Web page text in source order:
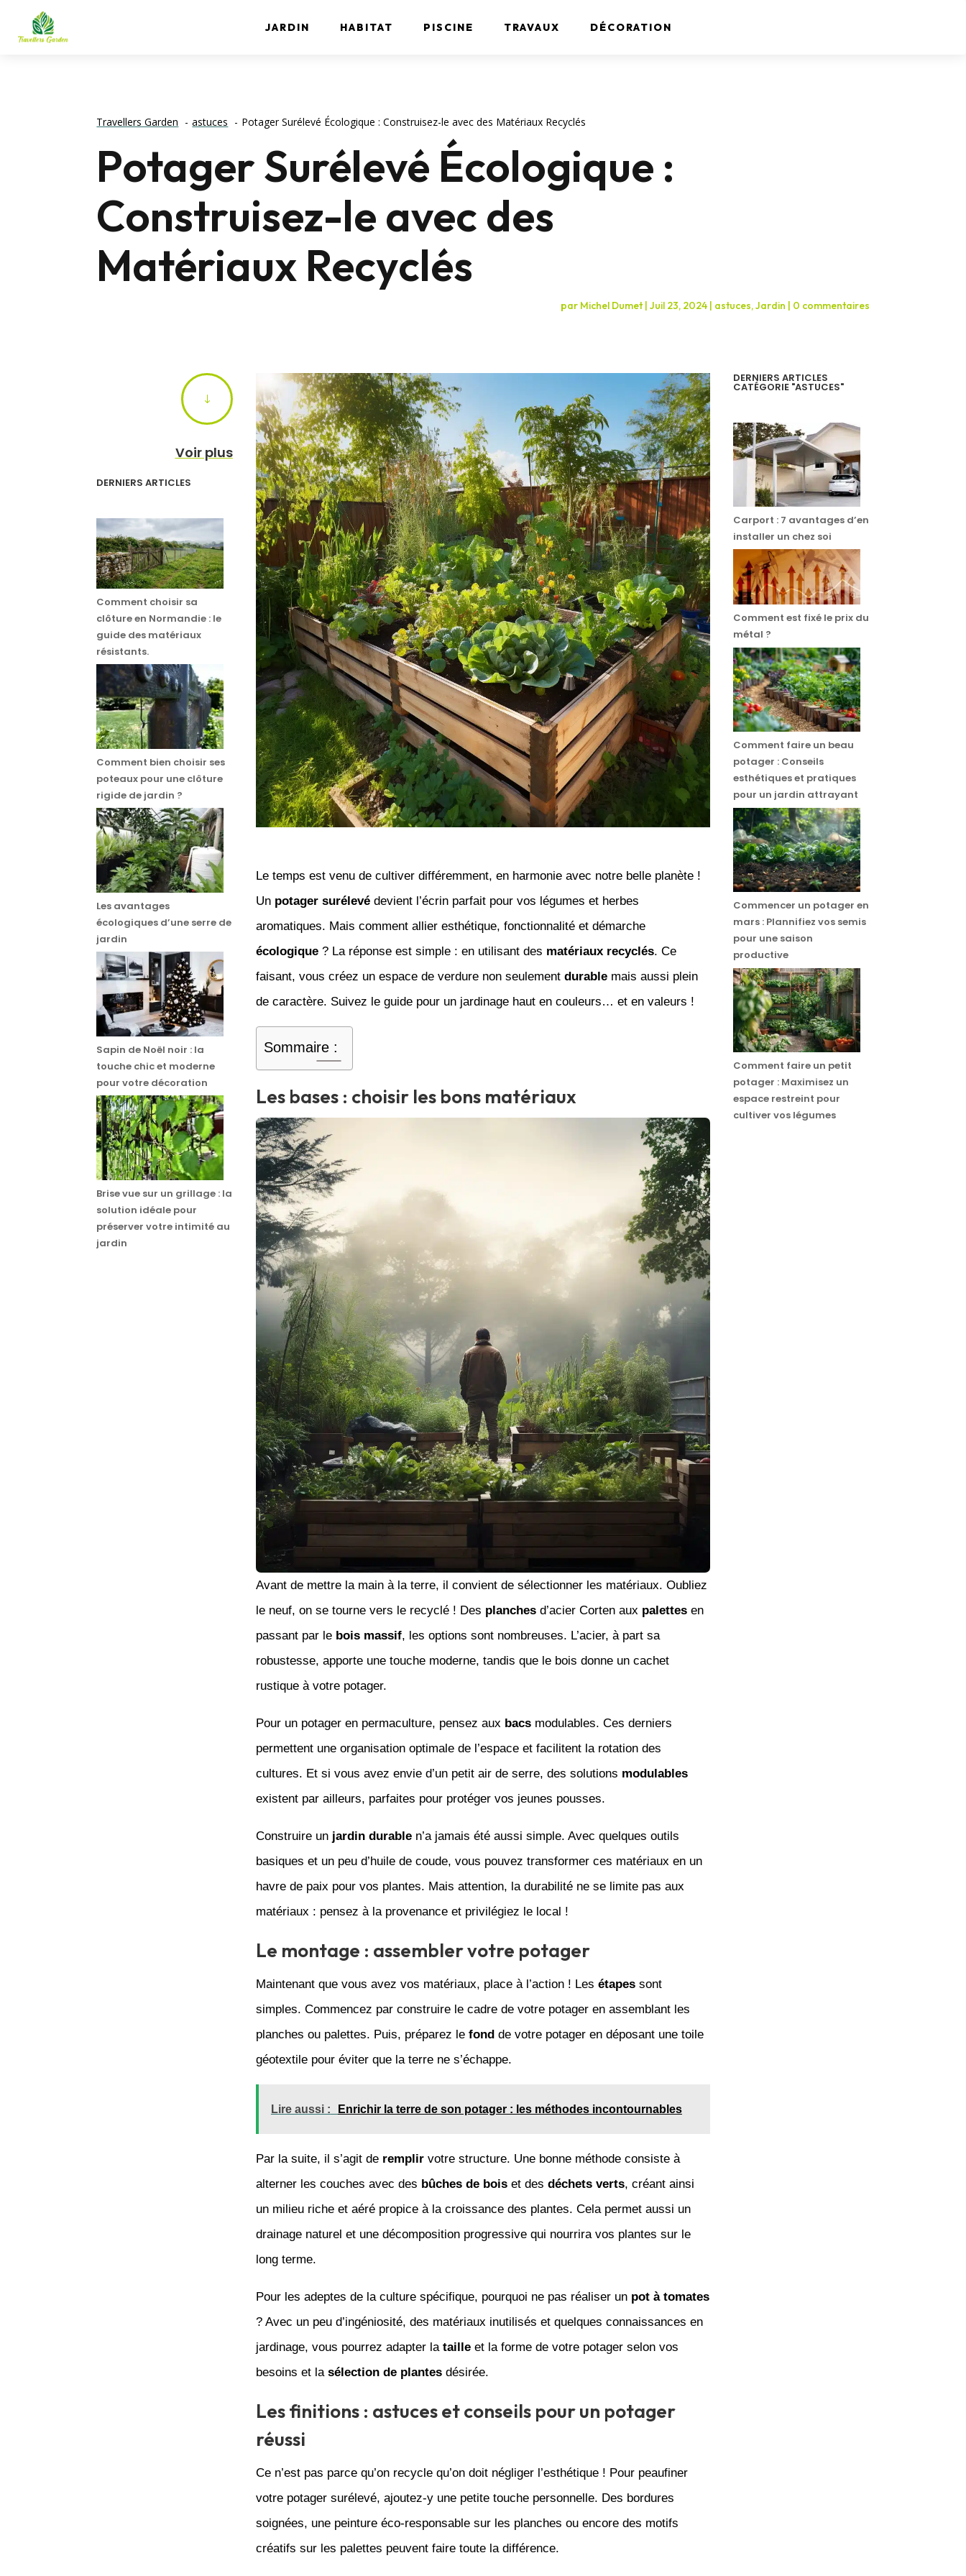
JARDIN HABITAT PISCINE TRAVAUX DÉCORATION
Travellers Garden astuces Potager Surélevé Écologique : Construisez-le avec des Matériaux Recyclés
Potager Surélevé Écologique :
Construisez-le avec des
Matériaux Recyclés
par Michel Dumet| Juil 23, 2024| astuces,Jardin | 0 commentaires
"
Voir plus
DERNIERS ARTICLES
Comment choisir sa
clôture en Normandie : le
guide des matériaux
résistants.
Comment bien choisir ses
poteaux pour une clôture
rigide de jardin ?
Les avantages
écologiques d’une serre de
jardin
Sapin de Noël noir : la
touche chic et moderne
pour votre décoration
Brise vue sur un grillage : la
solution idéale pour
préserver votre intimité au
jardin
Le temps est venu de cultiver différemment, en harmonie avec notre belle planète !
Un potager surélevédevient l’écrin parfait pour vos légumes et herbes
aromatiques. Mais comment allier esthétique, fonctionnalité et démarche
écologique? La réponse est simple : en utilisant des matériaux recyclés. Ce
faisant, vous créez un espace de verdure non seulement durablemais aussi plein
de caractère. Suivez le guide pour un jardinage haut en couleurs… et en valeurs !
Sommaire :
Les bases : choisir les bons matériaux
Avant de mettre la main à la terre, il convient de sélectionner les matériaux. Oubliez
le neuf, on se tourne vers le recyclé ! Des planchesd’acier Corten aux palettesen
passant par le bois massif, les options sont nombreuses. L’acier, à part sa
robustesse, apporte une touche moderne, tandis que le bois donne un cachet
rustique à votre potager.
Pour un potager en permaculture, pensez aux bacsmodulables. Ces derniers
permettent une organisation optimale de l’espace et facilitent la rotation des
cultures. Et si vous avez envie d’un petit air de serre, des solutions modulables
existent par ailleurs, parfaites pour protéger vos jeunes pousses.
Construire un jardin durablen’a jamais été aussi simple. Avec quelques outils
basiques et un peu d’huile de coude, vous pouvez transformer ces matériaux en un
havre de paix pour vos plantes. Mais attention, la durabilité ne se limite pas aux
matériaux : pensez à la provenance et privilégiez le local !
Le montage : assembler votre potager
Maintenant que vous avez vos matériaux, place à l’action ! Les étapessont
simples. Commencez par construire le cadre de votre potager en assemblant les
planches ou palettes. Puis, préparez le fondde votre potager en déposant une toile
géotextile pour éviter que la terre ne s’échappe.
Lire aussi : Enrichir la terre de son potager : les méthodes incontournables
Par la suite, il s’agit de remplirvotre structure. Une bonne méthode consiste à
alterner les couches avec des bûches de boiset des déchets verts, créant ainsi
un milieu riche et aéré propice à la croissance des plantes. Cela permet aussi un
drainage naturel et une décomposition progressive qui nourrira vos plantes sur le
long terme.
Pour les adeptes de la culture spécifique, pourquoi ne pas réaliser un pot à tomates
? Avec un peu d’ingéniosité, des matériaux inutilisés et quelques connaissances en
jardinage, vous pourrez adapter la tailleet la forme de votre potager selon vos
besoins et la sélection de plantesdésirée.
Les finitions : astuces et conseils pour un potager
réussi
Ce n’est pas parce qu’on recycle qu’on doit négliger l’esthétique ! Pour peaufiner
votre potager surélevé, ajoutez-y une petite touche personnelle. Des bordures
soignées, une peinture éco-responsable sur les planches ou encore des motifs
créatifs sur les palettes peuvent faire toute la différence.
DERNIERS ARTICLES
CATÉGORIE "ASTUCES"
Carport : 7 avantages d’en
installer un chez soi
Comment est fixé le prix du
métal ?
Comment faire un beau
potager : Conseils
esthétiques et pratiques
pour un jardin attrayant
Commencer un potager en
mars : Plannifiez vos semis
pour une saison
productive
Comment faire un petit
potager : Maximisez un
espace restreint pour
cultiver vos légumes